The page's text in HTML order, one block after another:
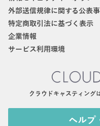
外部送信規律に関する公表
特定商取引法に基づく表示
企業情報
サービス利用環境
クラウドキャスティング
ヘルプ